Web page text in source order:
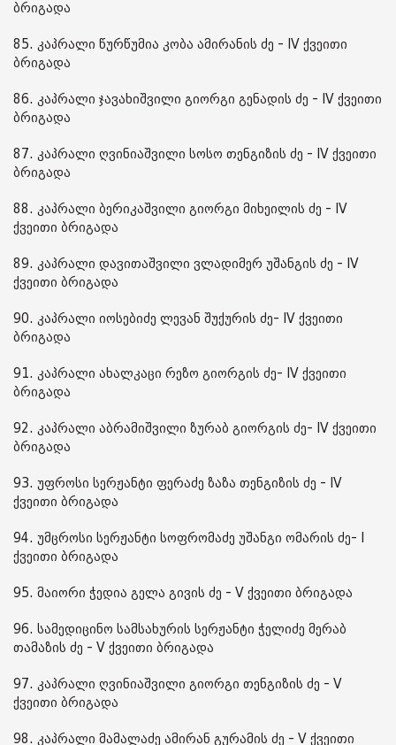
ბრიგადა
85. კაპრალი წურწუმია კობა ამირანის ძე - IV ქვეითი
ბრიგადა
86. კაპრალი ჯავახიშვილი გიორგი გენადის ძე - IV ქვეითი
ბრიგადა
87. კაპრალი ღვინიაშვილი სოსო თენგიზის ძე - IV ქვეითი
ბრიგადა
88. კაპრალი ბერიკაშვილი გიორგი მიხეილის ძე - IV
ქვეითი ბრიგადა
89. კაპრალი დავითაშვილი ვლადიმერ უშანგის ძე - IV
ქვეითი ბრიგადა
90. კაპრალი იოსებიძე ლევან შუქურის ძე- IV ქვეითი
ბრიგადა
91. კაპრალი ახალკაცი რეზო გიორგის ძე- IV ქვეითი
ბრიგადა
92. კაპრალი აბრამიშვილი ზურაბ გიორგის ძე- IV ქვეითი
ბრიგადა
93. უფროსი სერჟანტი ფერაძე ზაზა თენგიზის ძე - IV
ქვეითი ბრიგადა
94. უმცროსი სერჟანტი სოფრომაძე უშანგი ომარის ძე- I
ქვეითი ბრიგადა
95. მაიორი ჭედია გელა გივის ძე - V ქვეითი ბრიგადა
96. სამედიცინო სამსახურის სერჟანტი ჭელიძე მერაბ
თამაზის ძე - V ქვეითი ბრიგადა
97. კაპრალი ღვინიაშვილი გიორგი თენგიზის ძე - V
ქვეითი ბრიგადა
98. კაპრალი მამალაძე ამირან გურამის ძე - V ქვეითი